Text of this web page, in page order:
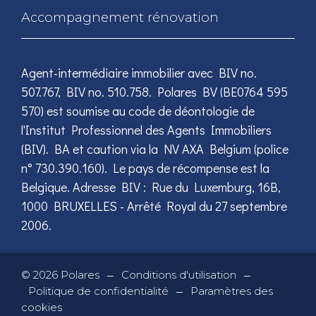
Accompagnement rénovation
Agent-intermédiaire immobilier avec BIV no.
507.767, BIV no. 510.758. Polares BV (BE0764 595
570) est soumise au code de déontologie de
l'Institut Professionnel des Agents Immobiliers
(BIV). BA et caution via la NV AXA Belgium (police
n° 730.390.160). Le pays de récompense est la
Belgique. Adresse BIV : Rue du Luxemburg, 16B,
1000 BRUXELLES - Arrêté Royal du 27 septembre
2006.
© 2026 Polares — Conditions d'utilisation —
Politique de confidentialité —
Paramètres des
cookies